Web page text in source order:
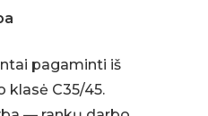
pagaminti iš
klasė C35/45.